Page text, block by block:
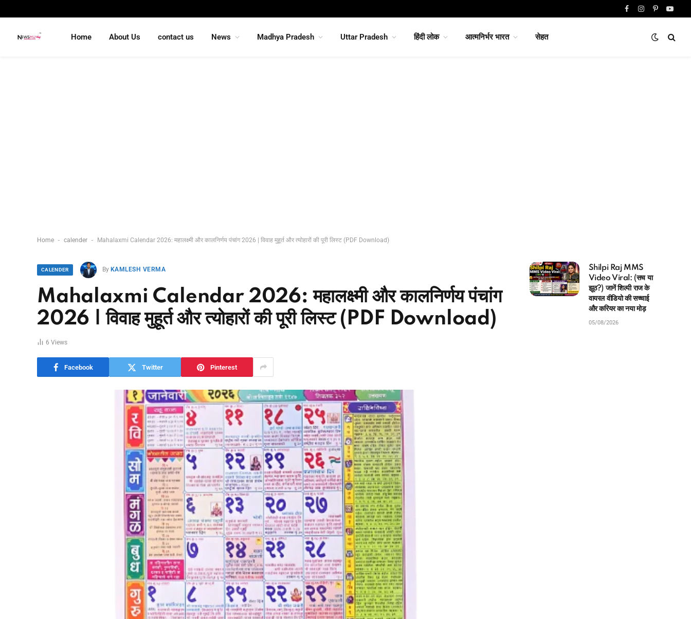
FacebookInstagram
Pinterest
Home About Us contact us News Madhya Pradesh Uttar Pradesh हिंदी लोक आत्मनिर्भर भारत सेहत
Home - calender - Mahalaxmi Calendar 2026: महालक्ष्मी और कालनिर्णय पंचांग 2026 | विवाह मुहूर्त और त्योहारों की पूरी लिस्ट (PDF Download)
CALENDER By KAMLESH VERMA
Mahalaxmi Calendar 2026: महालक्ष्मी और कालनिर्णय पंचांग
2026 | विवाह मुहूर्त और त्योहारों की पूरी लिस्ट (PDF Download)
6 Views
Facebook Twitter Pinterest
Shilpi Raj MMS
Video Viral: (सच या
झूठ?) जानें शिल्पी राज के
वायरल वीडियो की सच्चाई
और करियर का नया मोड़
05/08/2026